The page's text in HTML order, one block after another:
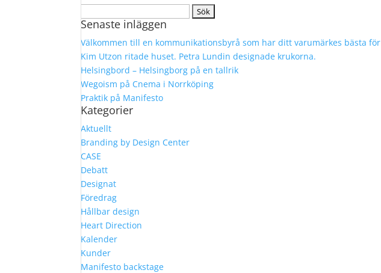
efter:
Senaste inläggen
Välkommen till en kommunikationsbyrå som har ditt varumärkes bästa
Kim Utzon ritade huset. Petra Lundin designade krukorna.
Helsingbord – Helsingborg på en tallrik
Wegoism på Cnema i Norrköping
Praktik på Manifesto
Kategorier
Aktuellt
Branding by Design Center
CASE
Debatt
Designat
Föredrag
Hållbar design
Heart Direction
Kalender
Kunder
Manifesto backstage